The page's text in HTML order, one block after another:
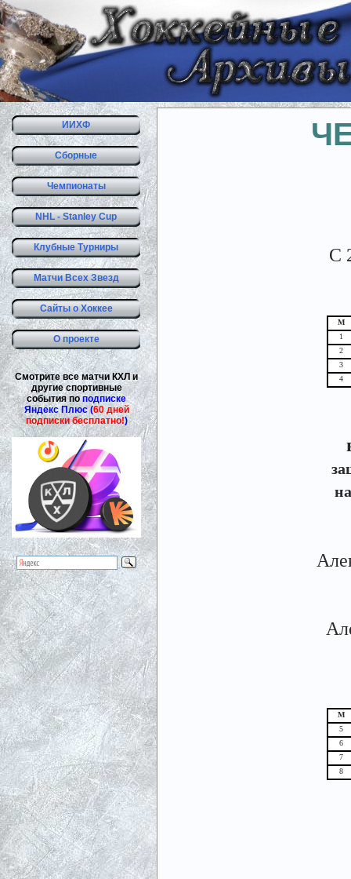
ИИХФ
Сборные
Чемпионаты
NHL - Stanley Cup
Клубные Турниры
Матчи Всех Звезд
Сайты о Хоккее
О проекте
Смотрите все матчи КХЛ и
другие спортивные
события поподписке
Яндекс Плюс (60 дней
подписки бесплатно!)
С
М
1
2
3
4
М
5
6
7
8